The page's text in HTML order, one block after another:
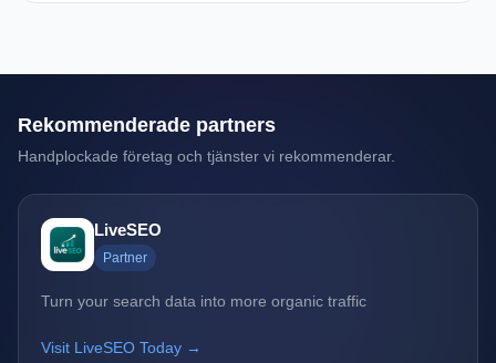
Rekommenderade partners
Handplockade företag och tjänster vi rekommenderar.
LiveSEO
Partner
Turn your search data into more organic traffic
Visit LiveSEO Today →